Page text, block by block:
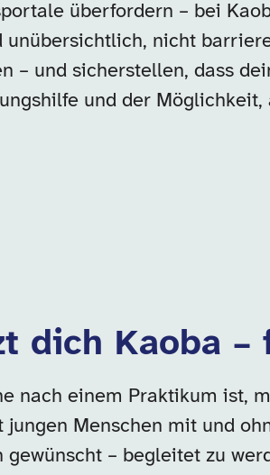
überfordern – bei
unübersichtlich, nicht
– und sicherstellen, dass
und der
dich Kaoba
nach einem Praktikum ist,
Menschen mit und
gewünscht – begleitet zu